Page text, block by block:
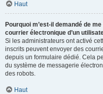
Haut
Pourquoi m’est-il demandé de
courrier électronique d’un
Si les administrateurs ont activé
inscrits peuvent envoyer des
depuis un formulaire dédié. Cela
du système de messagerie
des robots.
Haut